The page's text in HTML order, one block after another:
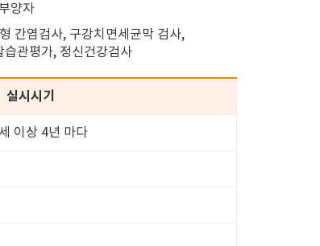
양자
간염검사, 구강치면세균막 검사,
관평가, 정신건강검사
실시시기
이상 4년 마다